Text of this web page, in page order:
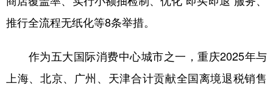
推行全流程无纸化等8条举措。
作为五大国际消费中心城市之一，重庆2025年与
上海、北京、广州、天津合计贡献全国离境退税销售